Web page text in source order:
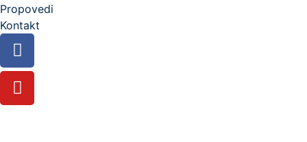
Propovedi
Kontakt